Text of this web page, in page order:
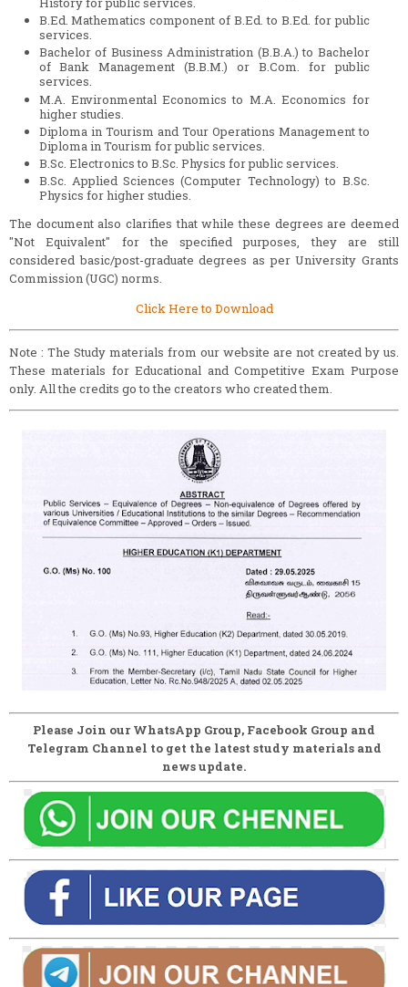
B.Ed. Mathematics component of B.Ed. to B.Ed. for public
services.
Bachelor of Business Administration (B.B.A.) to Bachelor
of Bank Management (B.B.M.) or B.Com. for public
services.
M.A. Environmental Economics to M.A. Economics for
higher studies.
Diploma in Tourism and Tour Operations Management to
Diploma in Tourism for public services.
B.Sc. Electronics to B.Sc. Physics for public services.
B.Sc. Applied Sciences (Computer Technology) to B.Sc.
Physics for higher studies.
The document also clarifies that while these degrees are deemed
"Not Equivalent" for the specified purposes, they are still
considered basic/post-graduate degrees as per University Grants
Commission (UGC) norms.
Click Here to Download
Note : The Study materials from our website are not created by us.
These materials for Educational and Competitive Exam Purpose
only. All the credits go to the creators who created them.
Please Join our WhatsApp Group, Facebook Group and
Telegram Channel to get the latest study materials and
news update.